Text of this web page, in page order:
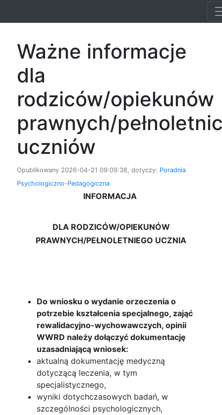
Ważne informacje
dla
rodziców/opiekunów
prawnych/
uczniów
Opublikowany 2026-04-21 09:09:38, dotyczy: Poradnia
Psychologiczno-Pedagogiczna
INFORMACJA
DLA RODZICÓW/OPIEKUNÓW
PRAWNYCH/PEŁNOLETNIEGO UCZNIA
Do wniosku o wydanie orzeczenia o
potrzebie kształcenia specjalnego, zająć
rewalidacyjno-wychowawczych, opinii
WWRD należy dołączyć dokumentację
uzasadniającą wniosek:
aktualną dokumentację medyczną
dotyczącą leczenia, w tym
specjalistycznego,
wyniki dotychczasowych badań, w
szczególności psychologicznych,